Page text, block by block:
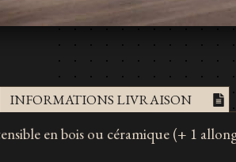
INFORMATIONS LIVRAISON
en bois ou céramique (+ 1